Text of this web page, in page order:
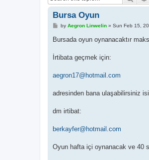
Bursa Oyun
P
t
by Aegron Linwelin» Sun Feb 15,
Bursada oyun oynanacaktır
İrtibata geçmek için:
aegron17@hotmail.com
adresinden bana ulaşabilirsiniz
dm irtibat:
berkayfer@hotmail.com
Oyun hafta içi oynanacak ve 40